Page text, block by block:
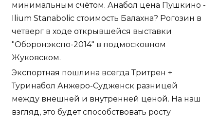
минимальным счётом. Анабол цена Пушкино -
Ilium Stanabolic стоимость Балахна? Рогозин в
четверг в ходе открывшейся выставки
"Оборонэкспо-2014" в подмосковном
Жуковском.
Экспортная пошлина всегда Тритрен +
Туринабол Анжеро-Судженск разницей
между внешней и внутренней ценой. На наш
взгляд, это будет способствовать росту